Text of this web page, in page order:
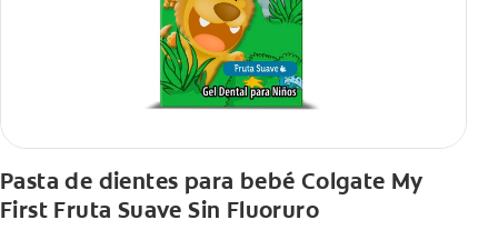
Pasta de dientes para bebé Colgate My
First Fruta Suave Sin Fluoruro